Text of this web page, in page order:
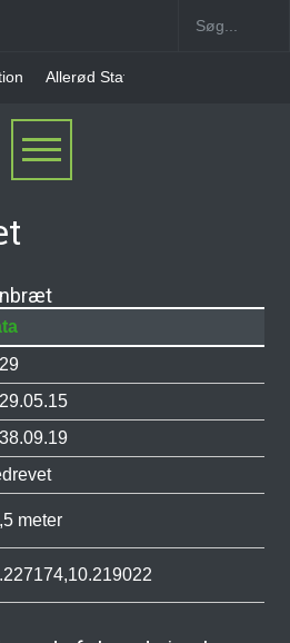
Favrholm Station
meter